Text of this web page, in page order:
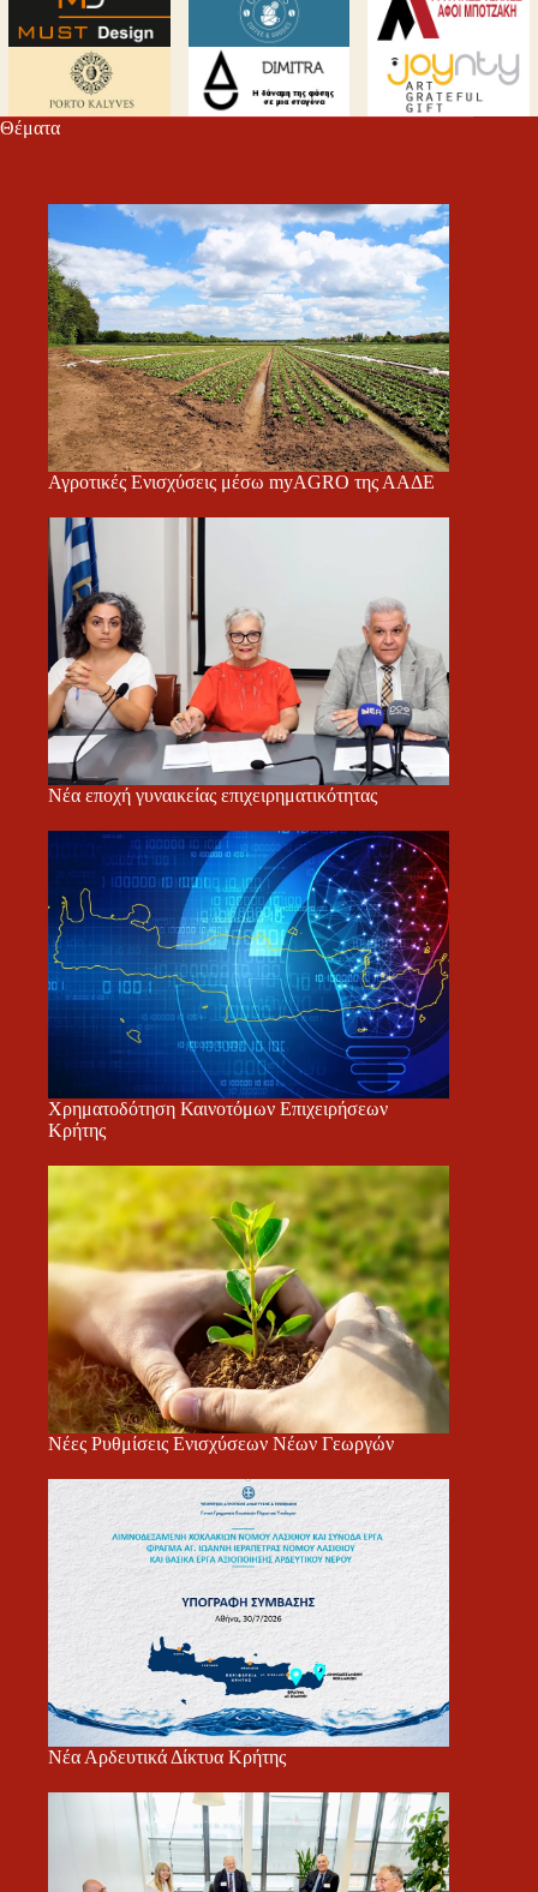
Θέματα
Αγροτικές Ενισχύσεις μέσω myAGRO της ΑΑΔΕ
Νέα εποχή γυναικείας επιχειρηματικότητας
Χρηματοδότηση Καινοτόμων Επιχειρήσεων
Κρήτης
Νέες Ρυθμίσεις Ενισχύσεων Νέων Γεωργών
Νέα Αρδευτικά Δίκτυα Κρήτης